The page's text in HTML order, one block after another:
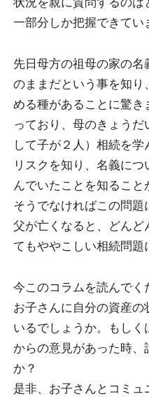
一部分しか把握できてい
先日母方の祖母の家の
のままだという事を知り
める種があることに驚
っており、母のきょう
して子が２人）相続を
リスクを知り、名義に
んでいたことを知ること
そうでなければこの問
父が亡くなると、どんど
てもややこしい相続問題
今このコラムを読んでく
お子さんに自分の資産
いるでしょうか。もし
からの意見があった時
か？
是非、お子さんとコミュ